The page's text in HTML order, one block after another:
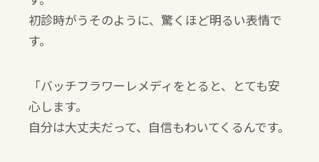
初診時がうそのように、驚くほど明るい表情で
す。
「バッチフラワーレメディをとると、とても安
心します。
自分は大丈夫だって、自信もわいてくるんです。